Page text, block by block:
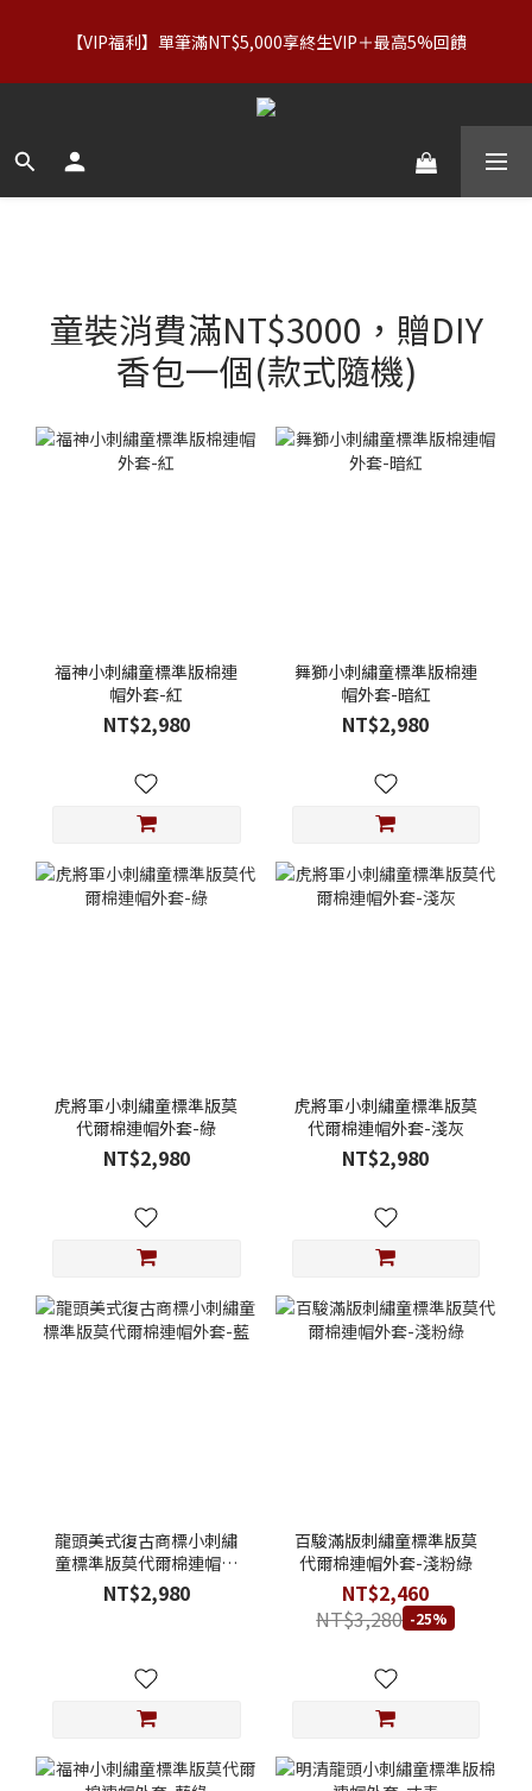
折｜內著：買二送二
【VIP福利】單筆滿NT$5,000享終生VIP＋最高5%回饋
【服飾優惠】設計系列正價商品＆Basics系列：2件89折／3件79
童裝消費滿NT$3000，贈DIY
香包一個(款式隨機)
福神小刺繡童標準版棉連
帽外套-紅
NT$2,980
舞獅小刺繡童標準版棉連
帽外套-暗紅
NT$2,980
虎將軍小刺繡童標準版莫
代爾棉連帽外套-綠
NT$2,980
虎將軍小刺繡童標準版莫
代爾棉連帽外套-淺灰
NT$2,980
龍頭美式復古商標小刺繡
童標準版莫代爾棉連帽外
套-藍
NT$2,980
百駿滿版刺繡童標準版莫
代爾棉連帽外套-淺粉綠
NT$2,460
NT$3,280 -25%